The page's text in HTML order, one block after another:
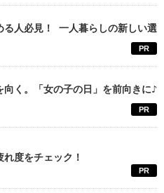
る人必見！ 一人暮らしの新しい選
PR
向く。「女の子の日」を前向きに♪
PR
度をチェック！
PR